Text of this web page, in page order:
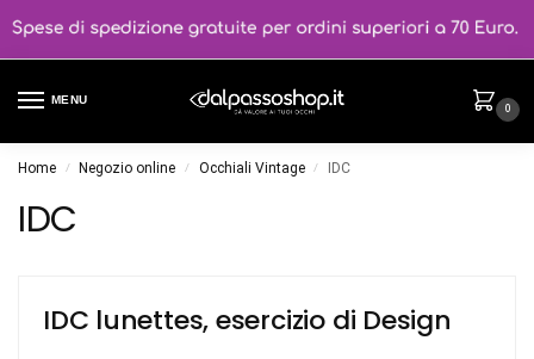
MENU
0
Home / Negozio online / Occhiali Vintage / IDC
IDC
IDC lunettes, esercizio di Design